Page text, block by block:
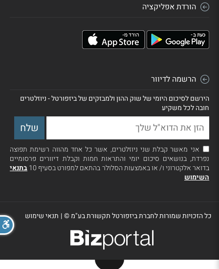
הורדת אפליקציה
הרשמה לדיוור
הירשם לסיכום היומי של שוק ההון ולמבזקים של ביזפורטל - ניוזלטרים
חובה לכל משקיע
אני מאשר קבלת שני ניוזלטרים, אשר כל אחד מהווה רשימת תפוצה
נפרדת, בנושאים סיכום יומי והתראות חמות וקבלת דיוורים פרסומיים
בדואר אלקטרוני ו/ או באמצעות הסלולר בהתאם למפורט בסעיף 10
בתנאי
השימוש
כל הזכויות שמורות לחברת ביזפורטל תקשורת בע"מ ©| תנאי שימוש